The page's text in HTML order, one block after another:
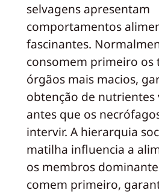
selvagens apresentam
comportamentos
fascinantes.
consomem primeiro os
órgãos mais macios,
obtenção de nutrientes
antes que os
intervir. A hierarquia
matilha influencia a
os membros
comem primeiro,